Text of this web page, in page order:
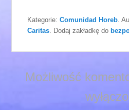
Kategorie:Comunidad Horeb .
Caritas . Dodaj zakładkę do
Możliwość